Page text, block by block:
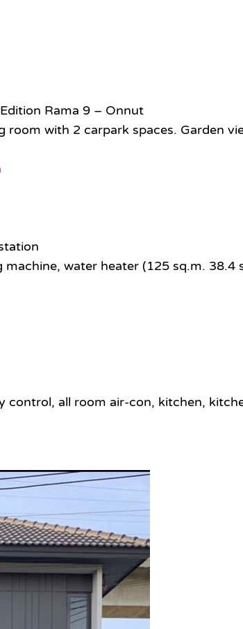
Rama 9 – Onnut
with 2 carpark spaces. Garden
water heater (125 sq.m. 38.4
control, all room air-con, kitchen,